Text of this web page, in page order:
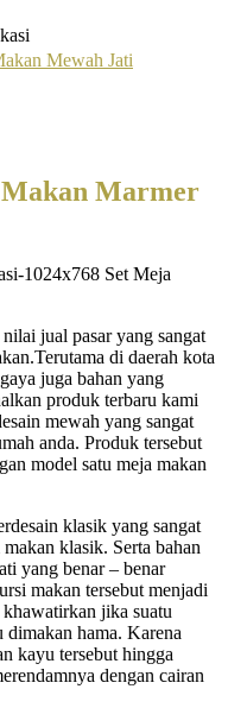
Mewah Jati
Marmer
jual pasar yang sangat
di daerah kota
juga bahan yang
produk terbaru kami
mewah yang sangat
anda. Produk tersebut
model satu meja makan
klasik yang sangat
klasik. Serta bahan
yang benar – benar
makan tersebut menjadi
jika suatu
dimakan hama. Karena
kayu tersebut hingga
dengan cairan